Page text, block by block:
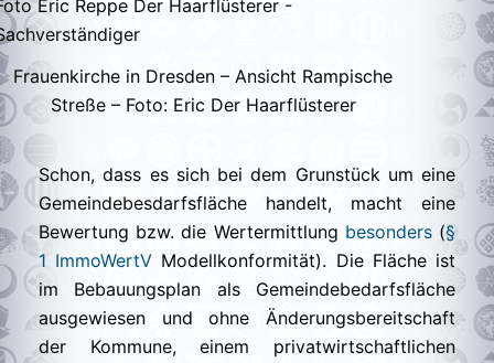
Frauenkirche in Dresden – Ansicht Rampische
Streße – Foto: Eric Der Haarflüsterer
Schon, dass es sich bei dem Grunstück um eine
Gemeindebesdarfsfläche handelt, macht eine
Bewertung bzw. die Wertermittlung besonders(§
1 ImmoWertV Modellkonformität). Die Fläche ist
im Bebauungsplan als Gemeindebedarfsfläche
ausgewiesen und ohne Änderungsbereitschaft
der Kommune, einem privatwirtschaftlichen